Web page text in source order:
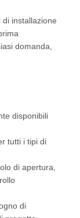
installazione
domanda,
disponibili
tutti i tipi di
di apertura,
di